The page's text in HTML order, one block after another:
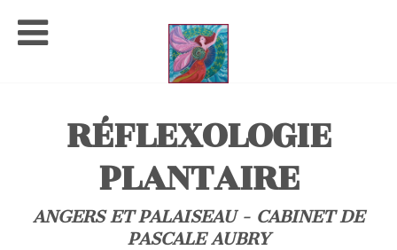
RÉFLEXOLOGIE
PLANTAIRE
ANGERS ET PALAISEAU - CABINET DE
PASCALE AUBRY